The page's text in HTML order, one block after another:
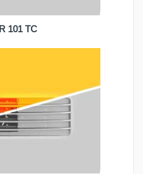
R 101 TC